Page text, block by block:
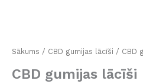
Sākums / CBD gumijas lācīši / CBD
CBD gumijas lācīši